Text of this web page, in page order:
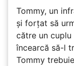
Tommy, un
și forțat să
către un
încearcă să-l
Tommy